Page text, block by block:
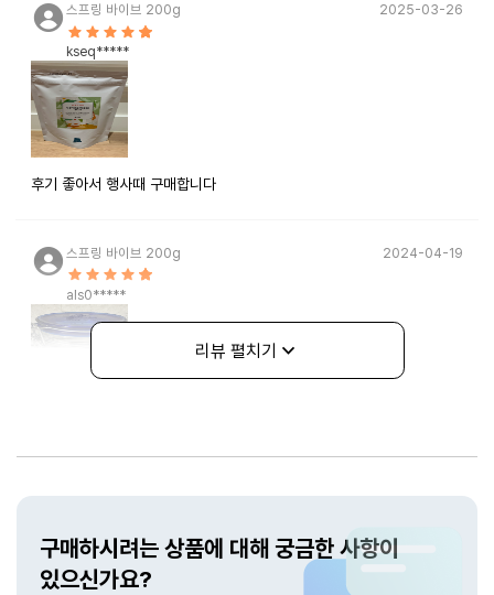
스프링 바이브 200g
kseq*****
2025-03-26
후기 좋아서 행사때 구매합니다
스프링 바이브 200g
als0*****
2024-04-19
salu*****
리뷰 펼치기
구매하시려는 상품에 대해 궁금한 사항이
있으신가요?